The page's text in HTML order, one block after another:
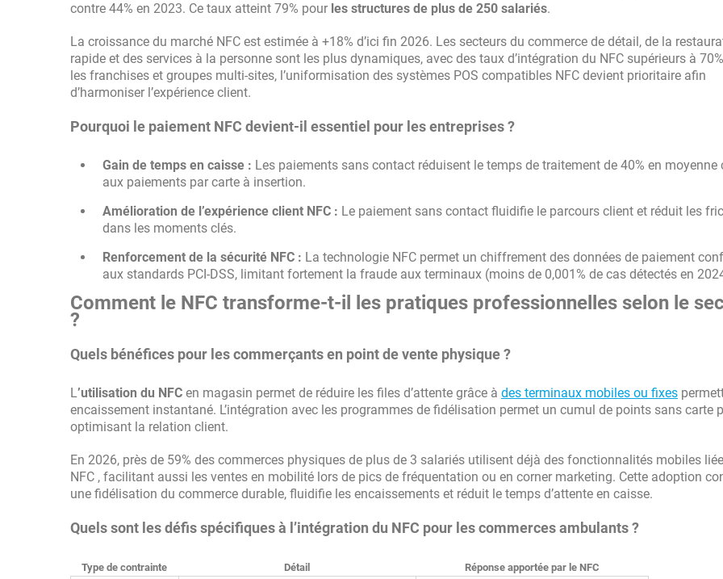
contre 44% en 2023. Ce taux atteint 79% pour les structures de plus de 250 salariés.
La croissance du marché NFC est estimée à +18% d’ici fin 2026. Les secteurs du commerce de détail, de la
rapide et des services à la personne sont les plus dynamiques, avec des taux d’intégration du NFC supérieurs à
les franchises et groupes multi-sites, l’uniformisation des systèmes POS compatibles NFC devient prioritaire afin
d’harmoniser l’expérience client.
Pourquoi le paiement NFC devient-il essentiel pour les entreprises ?
Gain de temps en caisse : Les paiements sans contact réduisent le temps de traitement de 40% en moyenne
aux paiements par carte à insertion.
Amélioration de l’expérience client NFC : Le paiement sans contact fluidifie le parcours client et réduit les
dans les moments clés.
Renforcement de la sécurité NFC : La technologie NFC permet un chiffrement des données de paiement
aux standards PCI-DSS, limitant fortement la fraude aux terminaux (moins de 0,001% de cas détectés en
Comment le NFC transforme-t-il les pratiques professionnelles selon le
?
Quels bénéfices pour les commerçants en point de vente physique ?
L’utilisation du NFC en magasin permet de réduire les files d’attente grâce à des terminaux mobiles ou fixes
encaissement instantané. L’intégration avec les programmes de fidélisation permet un cumul de points sans carte
optimisant la relation client.
En 2026, près de 59% des commerces physiques de plus de 3 salariés utilisent déjà des fonctionnalités mobiles
NFC , facilitant aussi les ventes en mobilité lors de pics de fréquentation ou en corner marketing. Cette adoption
une fidélisation du commerce durable, fluidifie les encaissements et réduit le temps d’attente en caisse.
Quels sont les défis spécifiques à l’intégration du NFC pour les commerces ambulants ?
Type de contrainte Détail Réponse apportée par le NFC